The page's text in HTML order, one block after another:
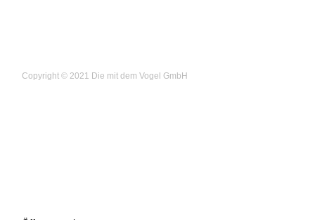
Copyright © 2021 Die mit dem Vogel GmbH